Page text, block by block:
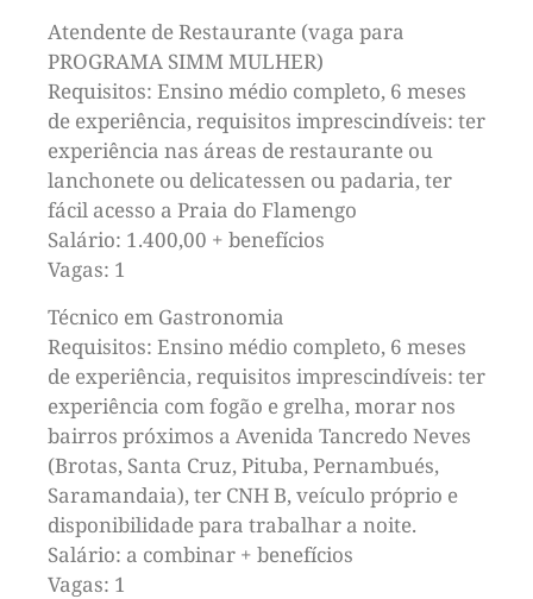
Atendente de Restaurante (vaga para
PROGRAMA SIMM MULHER)
Requisitos: Ensino médio completo, 6 meses
de experiência, requisitos imprescindíveis: ter
experiência nas áreas de restaurante ou
lanchonete ou delicatessen ou padaria, ter
fácil acesso a Praia do Flamengo
Salário: 1.400,00 + benefícios
Vagas: 1
Técnico em Gastronomia
Requisitos: Ensino médio completo, 6 meses
de experiência, requisitos imprescindíveis: ter
experiência com fogão e grelha, morar nos
bairros próximos a Avenida Tancredo Neves
(Brotas, Santa Cruz, Pituba, Pernambués,
Saramandaia), ter CNH B, veículo próprio e
disponibilidade para trabalhar a noite.
Salário: a combinar + benefícios
Vagas: 1